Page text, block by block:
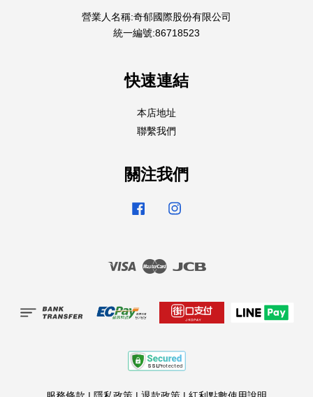
營業人名稱:奇郁國際股份有限公司
統一編號:86718523
快速連結
本店地址
聯繫我們
關注我們
Facebook
Visa Master